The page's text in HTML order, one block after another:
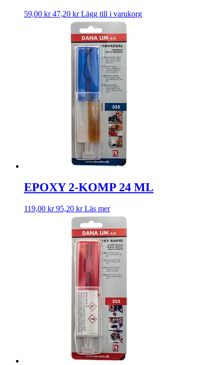
59,00 kr 47,20 kr Lägg till i varukorg
EPOXY 2-KOMP 24 ML
119,00 kr 95,20 kr Läs mer